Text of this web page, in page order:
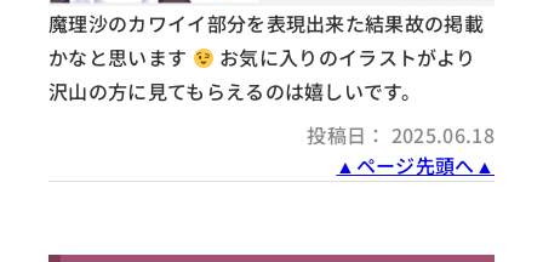
魔理沙のカワイイ部分を表現出来た結果故の掲載
かなと思います
お気に入りのイラストがより
沢山の方に見てもらえるのは嬉しいです。
投稿日： 2025.06.18
▲ページ先頭へ▲